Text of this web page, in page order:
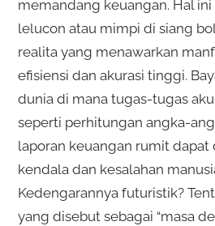
memandang keuangan. Hal
lelucon atau mimpi di siang
realita yang menawarkan
efisiensi dan akurasi tinggi.
dunia di mana tugas-tugas
seperti perhitungan angka-
laporan keuangan rumit dapat
kendala dan kesalahan
Kedengarannya futuristik?
yang disebut sebagai “masa